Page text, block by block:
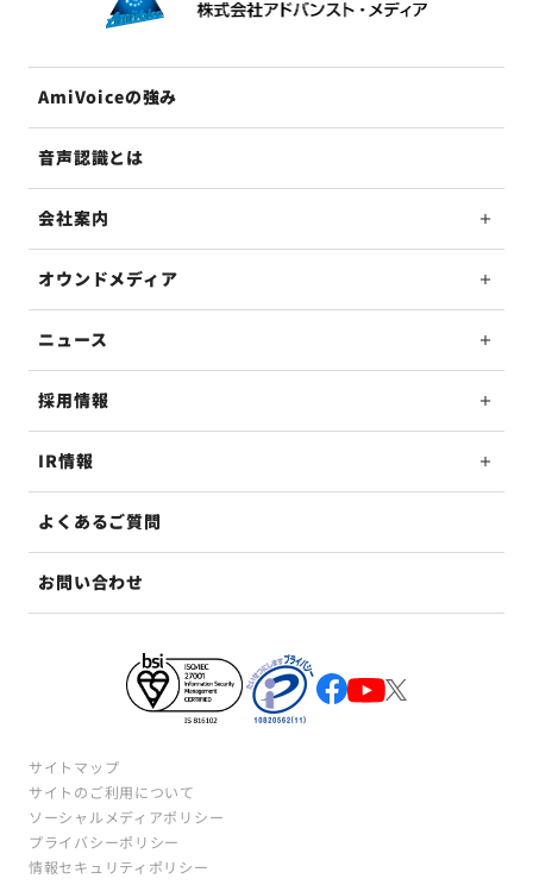
AmiVoiceの強み
音声認識とは
会社案内
オウンドメディア
ニュース
採用情報
IR情報
よくあるご質問
お問い合わせ
サイトマップ
サイトのご利用について
ソーシャルメディアポリシー
プライバシーポリシー
情報セキュリティポリシー